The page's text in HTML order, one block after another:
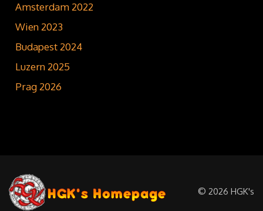
Amsterdam 2022
Wien 2023
Budapest 2024
Luzern 2025
Prag 2026
© 2026 HGK's